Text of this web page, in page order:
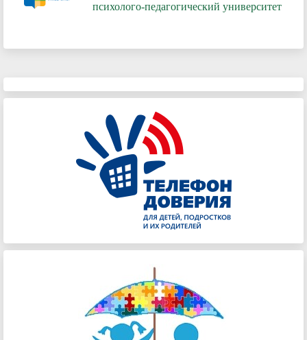
психолого-педагогический университет